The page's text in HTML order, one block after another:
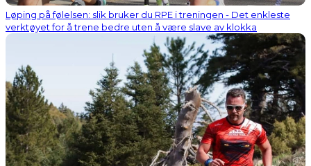
Løping på følelsen: slik bruker du RPE i treningen - Det enkleste
verktøyet for å trene bedre uten å være slave av klokka